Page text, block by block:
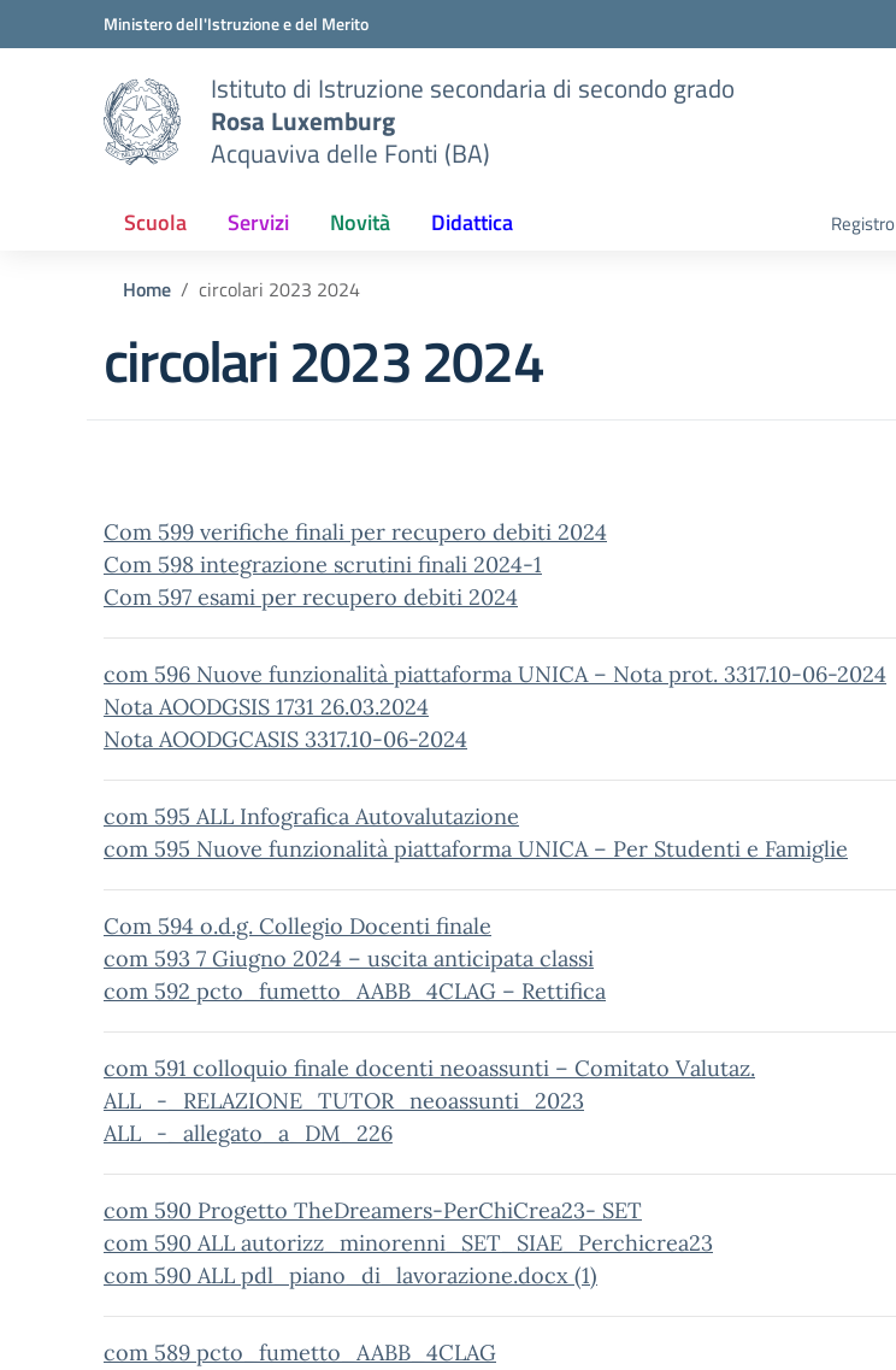
Vai ai contenuti
Vai al menu di navigazioneMinistero dell'Istruzione e del Merito
Istituto di Istruzione secondaria di secondo grado
Rosa Luxemburg
Acquaviva delle Fonti (BA)
Scuola Servizi Novità Didattica Registro
Home circolari 2023 2024
circolari 2023 2024
Com 599 verifiche finali per recupero debiti 2024
Com 598 integrazione scrutini finali 2024-1
Com 597 esami per recupero debiti 2024
com 596 Nuove funzionalità piattaforma UNICA – Nota prot. 3317.10-06-2024
Nota AOODGSIS 1731 26.03.2024
Nota AOODGCASIS 3317.10-06-2024
com 595 ALL Infografica Autovalutazione
com 595 Nuove funzionalità piattaforma UNICA – Per Studenti e Famiglie
Com 594 o.d.g. Collegio Docenti finale
com 593 7 Giugno 2024 – uscita anticipata classi
com 592 pcto_fumetto_AABB_4CLAG – Rettifica
com 591 colloquio finale docenti neoassunti – Comitato Valutaz.
ALL_-_RELAZIONE_TUTOR_neoassunti_2023
ALL_-_allegato_a_DM_226
com 590 Progetto TheDreamers-PerChiCrea23- SET
com 590 ALL autorizz_minorenni_SET_SIAE_Perchicrea23
com 590 ALL pdl_piano_di_lavorazione.docx (1)
com 589 pcto_fumetto_AABB_4CLAG